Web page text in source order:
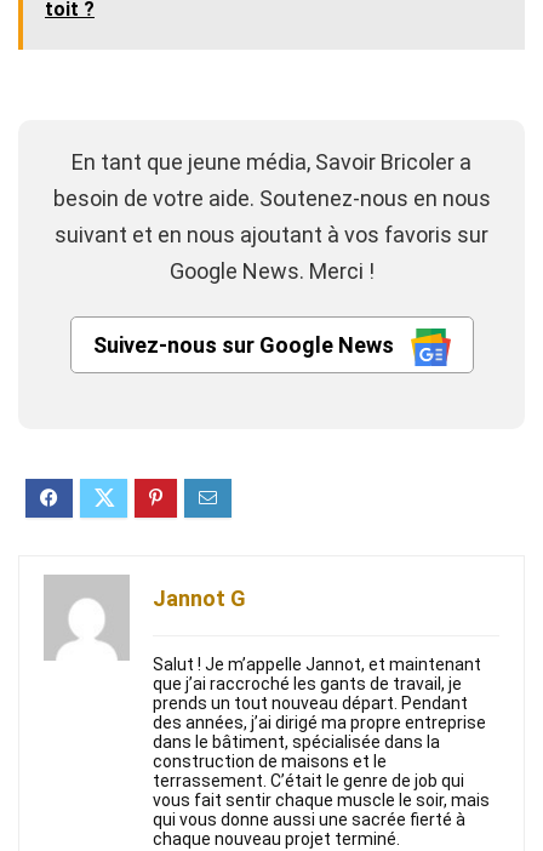
toit ?
En tant que jeune média, Savoir Bricoler a
besoin de votre aide. Soutenez-nous en nous
suivant et en nous ajoutant à vos favoris sur
Google News. Merci !
Suivez-nous sur Google News
Jannot G
Salut ! Je m’appelle Jannot, et maintenant
que j’ai raccroché les gants de travail, je
prends un tout nouveau départ. Pendant
des années, j’ai dirigé ma propre entreprise
dans le bâtiment, spécialisée dans la
construction de maisons et le
terrassement. C’était le genre de job qui
vous fait sentir chaque muscle le soir, mais
qui vous donne aussi une sacrée fierté à
chaque nouveau projet terminé.